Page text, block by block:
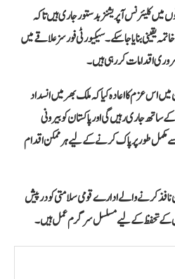
میں کلیئرنس آپریشنز بدستور جاری ہیں تاکہ
یقینی بنایا جا سکے۔ سیکیورٹی فورسز علاقے میں
اقدامات کر رہی ہیں۔
اس عزم کا اعادہ کیا کہ ملک بھر میں انسداد
جاری رہیں گی اور پاکستان کو بیرونی
طور پر پاک کرنے کے لیے ہر ممکن اقدام
نافذ کرنے والے ادارے قومی سلامتی کو درپیش
کے تحفظ کے لیے مسلسل سرگرم عمل ہیں۔